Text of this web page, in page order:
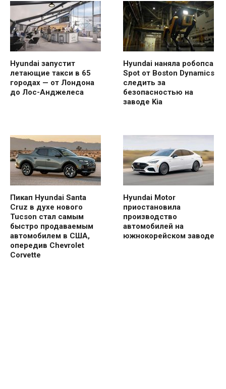
Hyundai запустит
летающие такси в 65
городах — от Лондона
до Лос-Анджелеса
Hyundai наняла робопса
Spot от Boston Dynamics
следить за
безопасностью на
заводе Kia
Пикап Hyundai Santa
Cruz в духе нового
Tucson стал самым
быстро продаваемым
автомобилем в США,
опередив Chevrolet
Corvette
Hyundai Motor
приостановила
производство
автомобилей на
южнокорейском заводе